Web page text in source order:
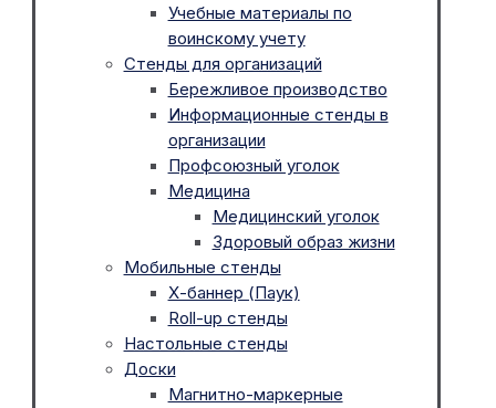
Учебные материалы по
воинскому учету
Стенды для организаций
Бережливое производство
Информационные стенды в
организации
Профсоюзный уголок
Медицина
Медицинский уголок
Здоровый образ жизни
Мобильные стенды
Х-баннер (Паук)
Roll-up стенды
Настольные стенды
Доски
Магнитно-маркерные